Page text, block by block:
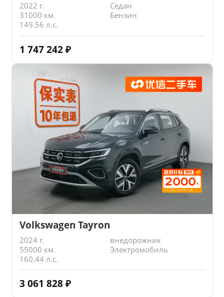
2022 г.
Седан
31000 км.
Бензин
149.56 л.с.
1 747 242 ₽
Volkswagen Tayron
2024 г.
внедорожник
55000 км.
Электромобиль
160.44 л.с.
3 061 828 ₽